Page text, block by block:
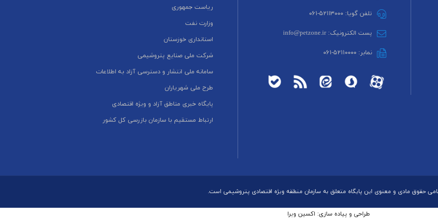
تلفن گویا: ۵۲۱۱۳۰۰۰-۰۶۱
پست الکترونیک: info@petzone.ir
نمابر: ۵۲۱۱۰۰۰۰-۰۶۱
ریاست جمهوری
وزارت نفت
استانداری خوزستان
شرکت ملی صنایع پتروشیمی
سامانه ملی انتشار و دسترسی آزاد به اطلاعات
طرح ملی شهریاران
پایگاه خبری مناطق آزاد و ویژه اقتصادی
ارتباط مستقیم با سازمان بازرسی کل کشور
حقوق مادی و معنوی این پایگاه متعلق به سازمان منطقه ویژه اقتصادی پتروشیمی است.
طراحی و پیاده سازی: اکسین ویرا